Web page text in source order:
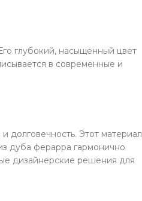
глубокий, насыщенный цвет
в современные и
долговечность. Этот материал
дуба ферарра гармонично
дизайнерские решения для